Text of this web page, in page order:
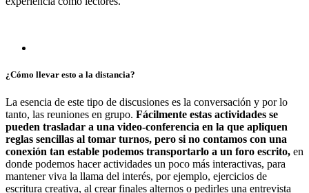
¿Cómo llevar esto a la distancia?
La esencia de este tipo de discusiones es la conversación y por lo
tanto, las reuniones en grupo. Fácilmente estas actividades se
pueden trasladar a una video-conferencia en la que apliquen
reglas sencillas al tomar turnos, pero si no contamos con una
conexión tan estable podemos transportarlo a un foro escrito, en
donde podemos hacer actividades un poco más interactivas, para
mantener viva la llama del interés, por ejemplo, ejercicios de
escritura creativa, al crear finales alternos o pedirles una entrevista